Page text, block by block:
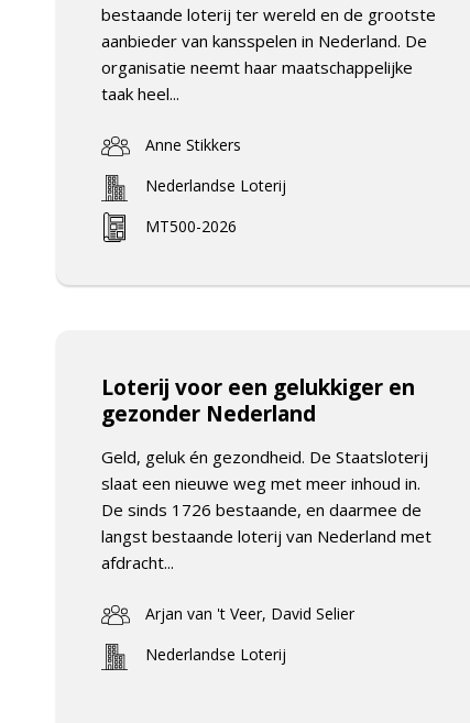
bestaande loterij ter wereld en de grootste
aanbieder van kansspelen in Nederland. De
organisatie neemt haar maatschappelijke
taak heel...
Anne Stikkers
Nederlandse Loterij
MT500-2026
Loterij voor een gelukkiger en
gezonder Nederland
Geld, geluk én gezondheid. De Staatsloterij
slaat een nieuwe weg met meer inhoud in.
De sinds 1726 bestaande, en daarmee de
langst bestaande loterij van Nederland met
afdracht...
Arjan van 't Veer, David Selier
Nederlandse Loterij